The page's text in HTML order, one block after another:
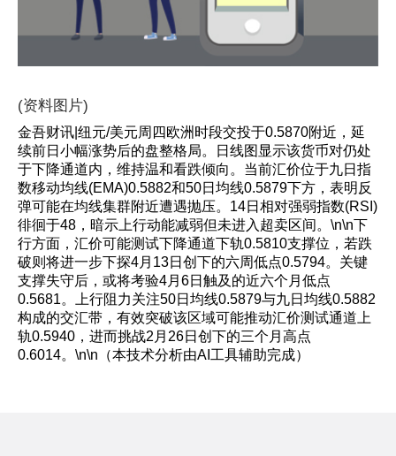
(资料图片)
金吾财讯|纽元/美元周四欧洲时段交投于0.5870附近，延
续前日小幅涨势后的盘整格局。日线图显示该货币对仍处
于下降通道内，维持温和看跌倾向。当前汇价位于九日指
数移动均线(EMA)0.5882和50日均线0.5879下方，表明反
弹可能在均线集群附近遭遇抛压。14日相对强弱指数(RSI)
徘徊于48，暗示上行动能减弱但未进入超卖区间。\n\n下
行方面，汇价可能测试下降通道下轨0.5810支撑位，若跌
破则将进一步下探4月13日创下的六周低点0.5794。关键
支撑失守后，或将考验4月6日触及的近六个月低点
0.5681。上行阻力关注50日均线0.5879与九日均线0.5882
构成的交汇带，有效突破该区域可能推动汇价测试通道上
轨0.5940，进而挑战2月26日创下的三个月高点
0.6014。\n\n（本技术分析由AI工具辅助完成）